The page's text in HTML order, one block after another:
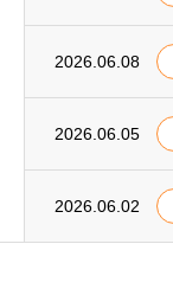
2026.06.08
2026.06.05
2026.06.02